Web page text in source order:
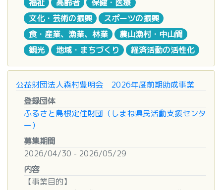
（６）福祉機器、福祉車両の整備（第２回募集）
２０２７年５月２４日（月）１０時～６月１８日
（金）１５時
※事業者登録は２０２７年５月２４日（月）１０時
から６月１１日（金）１５時 までです。
２０２７年６月１１日（金）１５時の時点で事業者
登録手続きが完了できてい ない場合、申請できま
せん。
（７）緊急的な対応を必要とする事業への支援
別添５をご参照ください。
■補助事業の実施期間
２０２７年４月１日（福祉機器・福祉車両の整備
〔第２回募集〕及び研究補助の国 際交流は交付決
上限金額は10万円、超過分は自己負担
単価1万円未満の消費物（例：インクカート
リッジ、消毒用アルコール等）は対象外
工事代を伴う事業の場合、本体代と工事代を
比較し、本体代が大きい場合は【物品購入】で、
工事代が大きい場合は【施設工事】で申請
【物品購入リスト】(複数品目の場合、提出必
須） ・【記入例】
③【施設工事】
る助成
(例：浴室の移乗リフト設置、階段の手すり交換、
玄関のスロープ設置、作業所内のバリアフリー工事
等々)
出すること
応募フォームはこちらから
提出先・問合先
JTB交流創造キャンバス事務局
mail : jtb_ks_jimukyoku@jbx.jtb.jp
会議所
申請に必要な書類（公募要領P９参照）を起業予定
地にある商工会または商工会議所（公募要領P１
２、P１３参照）へ提出してください。
※商工会、商工会議所等の支援機関にて起業におけ
る相談、事業計画申請書の作成支援等を行っており
ますのでご相談ください。
注）早めのご相談と書類作成等の着手をお願いしま
す。
注）補助事業の詳細について、公募要領を必ずご確
認ください。
４．お問い合わせ先（公募要領・申請書類等につい
て）
〒６９０-０８８６ 松江市母衣町５５番地４ 島根県
商工会館４階
■ 当日のプログラム（予定）
第1部：申請書類の書き方説明（30分） 「これだ
けは押さえたい」申請書、ロジックモデル、資金計
画書のポイントを分かりやすく解説します。
第2部：質問・お悩み相談会（60分） 皆さまから
問も大歓迎です！
■ 事前のご確認事項（おすすめ）
現在、特設ページにて「公募説明会の録画動画」お
よび「Q&A」を公開しています。
当日までに軽く目を通しておいていただくと、より
理解が深まります。
公募動画・Q&A掲載ページ：
net.org/activity/kyumin-standard-25.html
①魅力ある地域づくりの活動
②男女共同参画社会づくりの活動
③次代を担う人づくりの活動
④水と緑豊かな環境づくりの活動
⑤働く女性が活躍できる社会づくりの活動
４ 助成内容
・対象経費の２／３を助成（１万円単位で上限
５０万円）
・「男女共同参画社会づくり」及び「働く女性
たちが活躍できる社会づくり」の普及・啓発活動
は、対象経費全額を助成（１万円単位で上限１０万
円）も選択できます。
５ 申込受付期間
令和８年５月１５日（金）から令和８年７月１
持続的な発展を促進し、地域全体の連携と活力向上
につなげることを趣旨とする。
対象団体 |
地域住民またはＪＡの組合員を構成員とする団体・
非営利法人であり、5年以上の活動実績を有するも
のを対象とする。ただし、以下の団体は対象外とす
明な点は問い合わせを受け付ける
支援額（副賞） |
１団体あたり１０万円
活動期間 |
特に限定はない。継続的に取り組んでいる活動を対
象とする。
支援回数 |
１回
申請用紙 |
福祉
高齢者
保健・医療
文化・芸術の振興
スポーツの振興
食・産業、漁業、林業
農山漁村・中山間
観光
地域・まちづくり 経済活動の活性化
公益財団法人森村豊明会 2026年度前期助成事業
登録団体
ふるさと島根定住財団（しまね県民活動支援センタ
ー）
募集期間
2026/04/30 - 2026/05/29
内容
【事業目的】